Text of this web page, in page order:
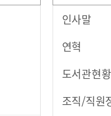
인사말
연혁
도서관현황
조직/직원